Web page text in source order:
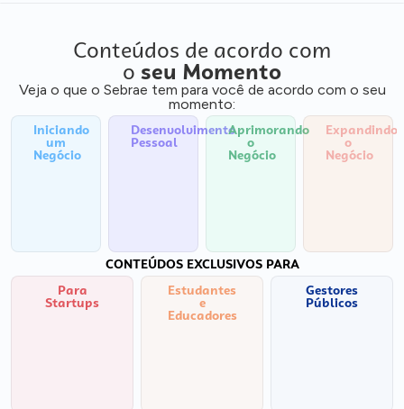
Conteúdos de acordo com
o seu Momento
Veja o que o Sebrae tem para você de acordo com o seu
momento:
Iniciando
um
Negócio
Desenvolvimento
Pessoal
Aprimorando
o
Negócio
Expandindo
o
Negócio
CONTEÚDOS EXCLUSIVOS PARA
Para
Startups
Estudantes
e
Educadores
Gestores
Públicos